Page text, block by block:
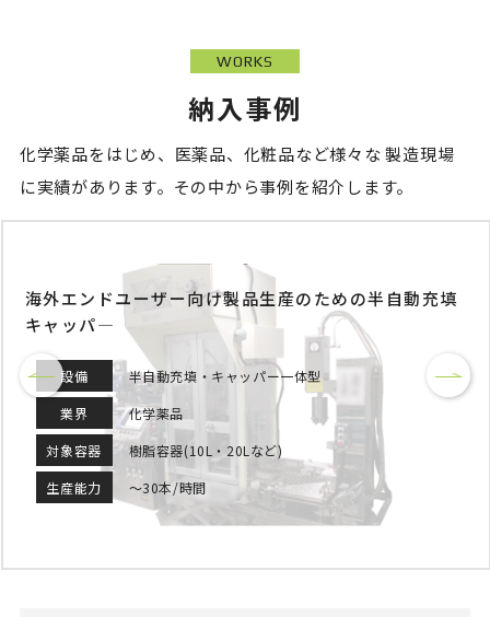
WORKS
納入事例
化学薬品をはじめ、医薬品、化粧品など様々な製造現場
に実績があります。その中から事例を紹介します。
海外エンドユーザー向け製品生産のための半自動充填
キャッパ―
設備
半自動充填・キャッパー一体型
業界
化学薬品
対象容器
樹脂容器(10L・20Lなど)
生産能力
～30本/時間